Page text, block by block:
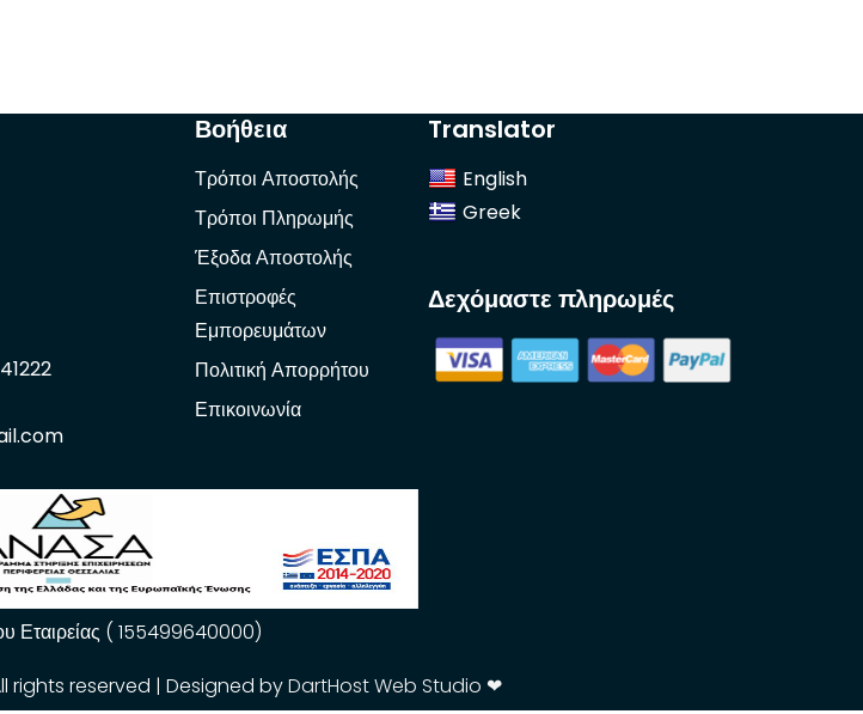
Βοήθεια
Τρόποι Αποστολής
Τρόποι Πληρωμής
Έξοδα Αποστολής
Επιστροφές
Εμπορευμάτων
Πολιτική Απορρήτου
Επικοινωνία
Translator
English
Greek
Δεχόμαστε πληρωμές
Εταιρείας ( 155499640000)
rights reserved | Designed byDartHost Web Studio ❤